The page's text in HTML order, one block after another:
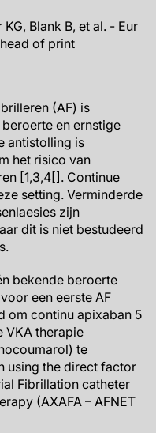
Blank B, et al. - Eur
of print
(AF) is
en ernstige
antistolling is
het risico van
[1,3,4[]. Continue
setting. Verminderde
zijn
dit is niet bestudeerd
bekende beroerte
een eerste AF
om continu apixaban 5
VKA therapie
te
using the direct factor
Fibrillation catheter
(AXAFA – AFNET